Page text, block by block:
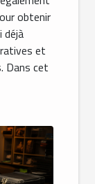
obtenir
déjà
et
Dans cet